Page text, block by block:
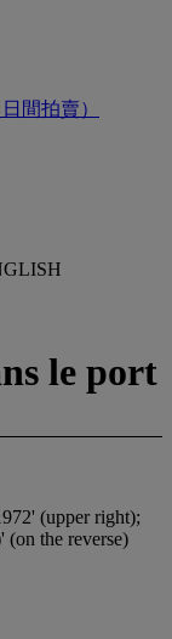
間拍賣）
le port
(upper right);
(on the reverse)